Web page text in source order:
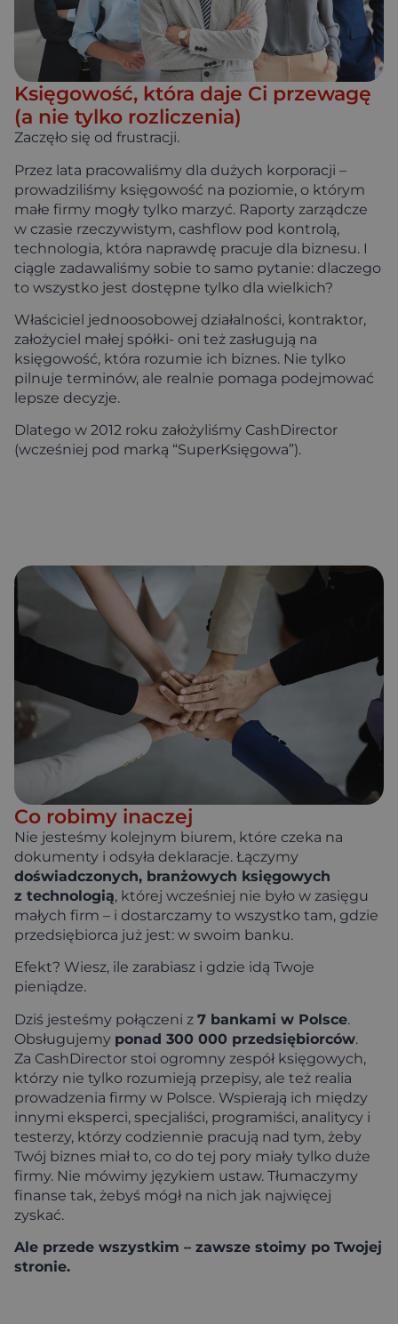
Księgowość, która daje Ci przewagę
(a nie tylko rozliczenia)
Zaczęło się od frustracji.
Przez lata pracowaliśmy dla dużych korporacji –
prowadziliśmy księgowość na poziomie, o którym
małe firmy mogły tylko marzyć. Raporty zarządcze
w czasie rzeczywistym, cashflow pod kontrolą,
technologia, która naprawdę pracuje dla biznesu. I
ciągle zadawaliśmy sobie to samo pytanie: dlaczego
to wszystko jest dostępne tylko dla wielkich?
Właściciel jednoosobowej działalności, kontraktor,
założyciel małej spółki- oni też zasługują na
księgowość, która rozumie ich biznes. Nie tylko
pilnuje terminów, ale realnie pomaga podejmować
lepsze decyzje.
Dlatego w 2012 roku założyliśmy CashDirector
(wcześniej pod marką “SuperKsięgowa”).
Co robimy inaczej
Nie jesteśmy kolejnym biurem, które czeka na
dokumenty i odsyła deklaracje. Łączymy
doświadczonych, branżowych księgowych
z technologią, której wcześniej nie było w zasięgu
małych firm – i dostarczamy to wszystko tam, gdzie
przedsiębiorca już jest: w swoim banku.
Efekt? Wiesz, ile zarabiasz i gdzie idą Twoje
pieniądze.
Dziś jesteśmy połączeni z 7 bankami w Polsce.
Obsługujemy ponad 300 000 przedsiębiorców.
Za CashDirector stoi ogromny zespół księgowych,
którzy nie tylko rozumieją przepisy, ale też realia
prowadzenia firmy w Polsce. Wspierają ich między
innymi eksperci, specjaliści, programiści, analitycy i
testerzy, którzy codziennie pracują nad tym, żeby
Twój biznes miał to, co do tej pory miały tylko duże
firmy. Nie mówimy językiem ustaw. Tłumaczymy
finanse tak, żebyś mógł na nich jak najwięcej
zyskać.
Ale przede wszystkim – zawsze stoimy po Twojej
stronie.